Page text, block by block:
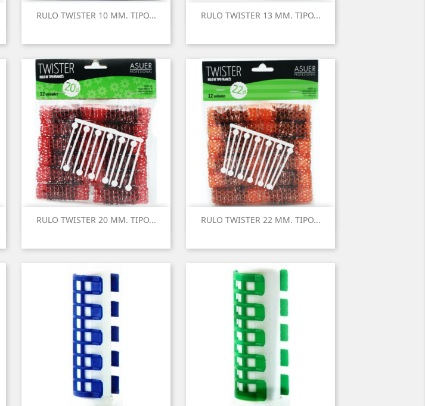
RULO TWISTER 10 MM. TIPO... RULO TWISTER 13 MM. TIPO...
RULO TWISTER 20 MM. TIPO... RULO TWISTER 22 MM. TIPO...